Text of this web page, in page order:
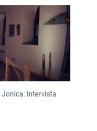
Jonica: intervista